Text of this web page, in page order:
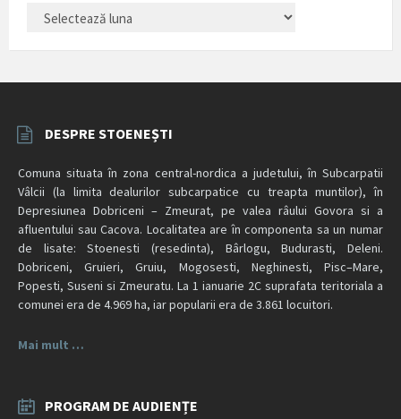
ARTICOLE
DESPRE STOENEȘTI
Comuna situata în zona central-nordica a judetului, în Subcarpatii
Vâlcii (la limita dealurilor subcarpatice cu treapta muntilor), în
Depresiunea Dobriceni – Zmeurat, pe valea râului Govora si a
afluentului sau Cacova. Localitatea are în componenta sa un numar
de lisate: Stoenesti (resedinta), Bârlogu, Budurasti, Deleni.
Dobriceni, Gruieri, Gruiu, Mogosesti, Neghinesti, Pisc–Mare,
Popesti, Suseni si Zmeuratu. La 1 ianuarie 2C suprafata teritoriala a
comunei era de 4.969 ha, iar popularii era de 3.861 locuitori.
Mai mult …
PROGRAM DE AUDIENȚE